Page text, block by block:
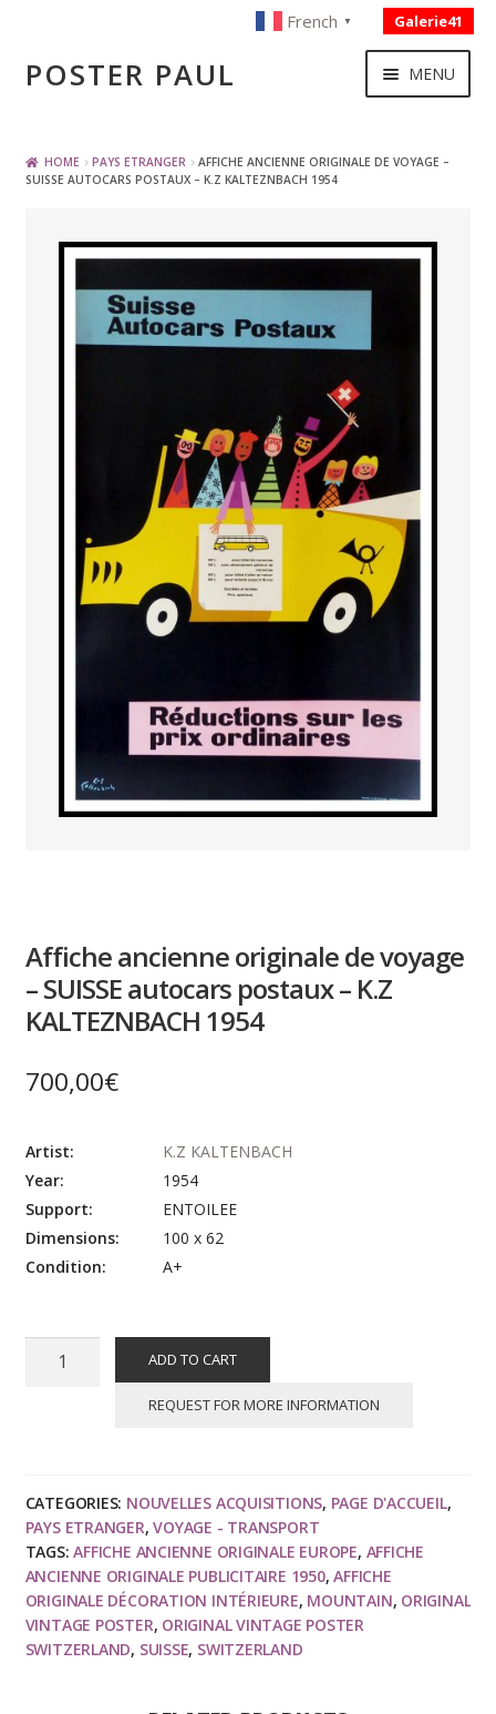
Skip
to
Skip
toPOSTER PAUL
French ▼ Galerie41
MENU
VOYAGE – TRANSPORT
SPORT – COURSE AUTOMOBILE – CYCLES
TOURISME FRANCAIS
PAYS ETRANGER
THEATRE – EXPOSITION
AFFICHES PETITES TAILLES
HOME PAYS ETRANGER
AFFICHE ANCIENNE ORIGINALE DE VOYAGE –
SUISSE AUTOCARS POSTAUX – K.Z KALTEZNBACH 1954
Affiche ancienne originale de voyage
– SUISSE autocars postaux – K.Z
KALTEZNBACH 1954
700,00€
Artist:
K.Z KALTENBACH
Year:
1954
Support:
ENTOILEE
Dimensions:
100 x 62
Condition:
A+
Affiche
SUISSE
autocars
postaux
-
K.Z
KALTEZNBACH
ADD TO CART
REQUEST FOR MORE INFORMATION
CATEGORIES: NOUVELLES ACQUISITIONS, PAGE D'ACCUEIL,
PAYS ETRANGER,VOYAGE - TRANSPORT
TAGS:AFFICHE ANCIENNE ORIGINALE EUROPE, AFFICHE
ANCIENNE ORIGINALE PUBLICITAIRE 1950,AFFICHE
ORIGINALE DÉCORATION INTÉRIEURE, MOUNTAIN, ORIGINAL
VINTAGE POSTER, ORIGINAL VINTAGE POSTER
SWITZERLAND, SUISSE, SWITZERLAND